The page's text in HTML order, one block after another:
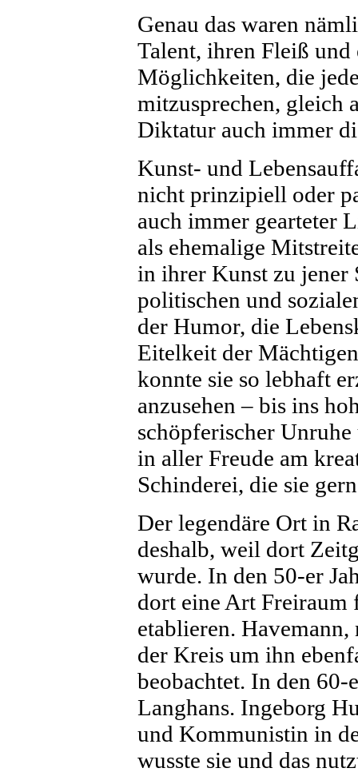
Genau das waren
Talent, ihren Fleiß und
Möglichkeiten, die
mitzusprechen, gleich
Diktatur auch immer
Kunst- und
nicht prinzipiell oder
auch immer gearteter
als ehemalige
in ihrer Kunst zu
politischen und
der Humor, die
Eitelkeit der
konnte sie so lebhaft
anzusehen – bis ins
schöpferischer
in aller Freude am
Schinderei, die sie
Der legendäre Ort in
deshalb, weil dort
wurde. In den 50-er
dort eine Art Freiraum
etablieren.
der Kreis um ihn
beobachtet. In den
Langhans. Ingeborg
und Kommunistin in
wusste sie und das